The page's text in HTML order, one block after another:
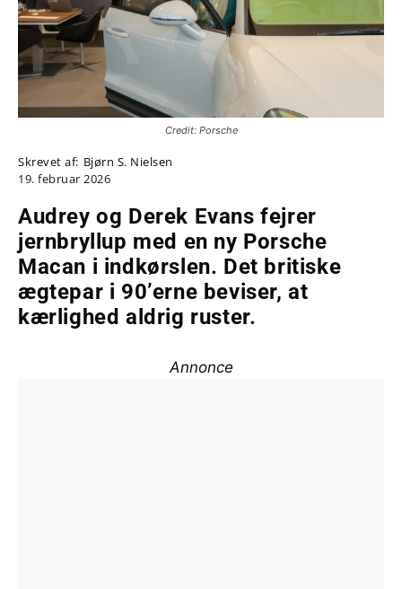
Credit: Porsche
Skrevet af: Bjørn S. Nielsen
19. februar 2026
Audrey og Derek Evans fejrer
jernbryllup med en ny Porsche
Macan i indkørslen. Det britiske
ægtepar i 90’erne beviser, at
kærlighed aldrig ruster.
Annonce